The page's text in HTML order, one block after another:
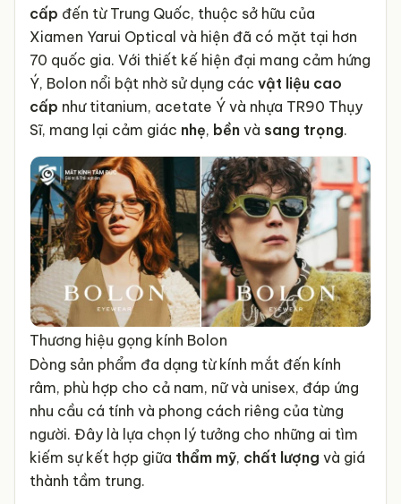
cấp đến từ Trung Quốc, thuộc sở hữu của
Xiamen Yarui Optical và hiện đã có mặt tại hơn
70 quốc gia. Với thiết kế hiện đại mang cảm hứng
Ý, Bolon nổi bật nhờ sử dụng các vật liệu cao
cấp như titanium, acetate Ý và nhựa TR90 Thụy
Sĩ, mang lại cảm giác nhẹ, bền và sang trọng.
Thương hiệu gọng kính Bolon
Dòng sản phẩm đa dạng từ kính mắt đến kính
râm, phù hợp cho cả nam, nữ và unisex, đáp ứng
nhu cầu cá tính và phong cách riêng của từng
người. Đây là lựa chọn lý tưởng cho những ai tìm
kiếm sự kết hợp giữa thẩm mỹ, chất lượng và giá
thành tầm trung.